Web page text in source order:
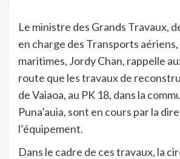
Le ministre des Grands Travaux,
en charge des Transports
maritimes, Jordy Chan, rappelle
route que les travaux de
de Vaiaoa, au PK 18, dans la
Puna’auia, sont en cours par la
l’équipement.
Dans le cadre de ces travaux, la